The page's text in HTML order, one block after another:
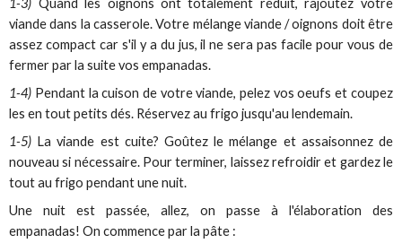
1-3) Quand les oignons ont totalement réduit, rajoutez votre
viande dans la casserole. Votre mélange viande / oignons doit être
assez compact car s'il y a du jus, il ne sera pas facile pour vous de
fermer par la suite vos empanadas.
1-4) Pendant la cuison de votre viande, pelez vos oeufs et coupez
les en tout petits dés. Réservez au frigo jusqu'au lendemain.
1-5) La viande est cuite? Goûtez le mélange et assaisonnez de
nouveau si nécessaire. Pour terminer, laissez refroidir et gardez le
tout au frigo pendant une nuit.
Une nuit est passée, allez, on passe à l'élaboration des
empanadas! On commence par la pâte :